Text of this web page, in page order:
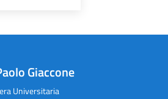
Giaccone
Universitaria